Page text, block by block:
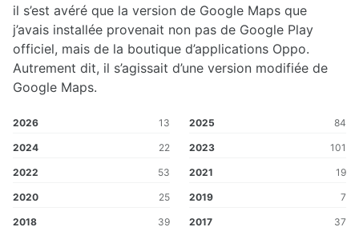
il s’est avéré que la version de Google Maps que
j’avais installée provenait non pas de Google Play
officiel, mais de la boutique d’applications Oppo.
Autrement dit, il s’agissait d’une version modifiée de
Google Maps.
2026 13 2025 84
2024 22 2023 101
2022 53 2021 19
2020 25 2019 7
2018 39 2017 37